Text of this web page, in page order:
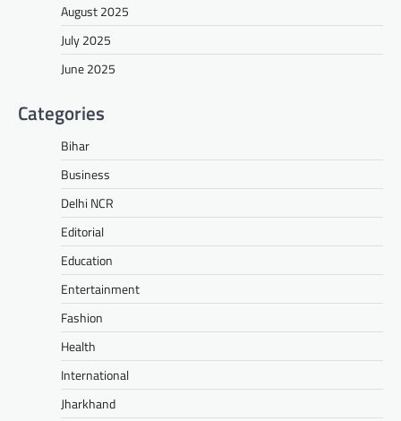
August 2025
July 2025
June 2025
Categories
Bihar
Business
Delhi NCR
Editorial
Education
Entertainment
Fashion
Health
International
Jharkhand